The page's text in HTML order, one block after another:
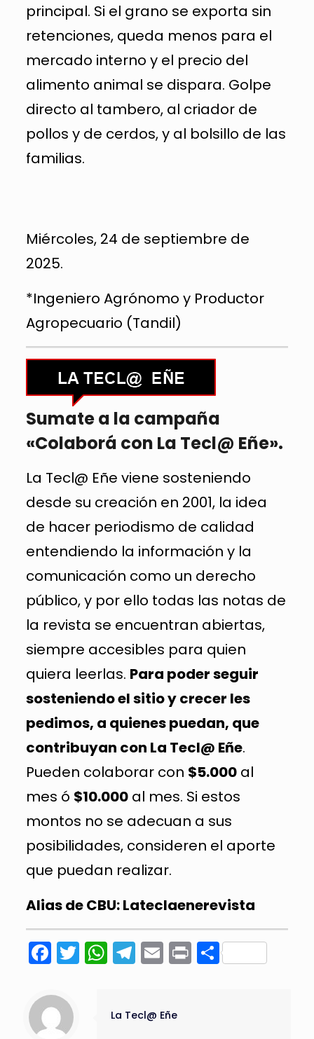
principal. Si el grano se exporta sin
retenciones, queda menos para el
mercado interno y el precio del
alimento animal se dispara. Golpe
directo al tambero, al criador de
pollos y de cerdos, y al bolsillo de las
familias.
Miércoles, 24 de septiembre de
2025.
*Ingeniero Agrónomo y Productor
Agropecuario (Tandil)
Sumate a la campaña
«Colaborá con La Tecl@ Eñe».
La Tecl@ Eñe viene sosteniendo
desde su creación en 2001, la idea
de hacer periodismo de calidad
entendiendo la información y la
comunicación como un derecho
público, y por ello todas las notas de
la revista se encuentran abiertas,
siempre accesibles para quien
quiera leerlas. Para poder seguir
sosteniendo el sitio y crecer les
pedimos, a quienes puedan, que
contribuyan con La Tecl@ Eñe.
Pueden colaborar con $5.000al
mes ó $10.000al mes. Si estos
montos no se adecuan a sus
posibilidades, consideren el aporte
que puedan realizar.
Alias de CBU: Lateclaenerevista
Facebook
Twitter
WhatsApp
Telegram
Email
Print
La Tecl@ Eñe